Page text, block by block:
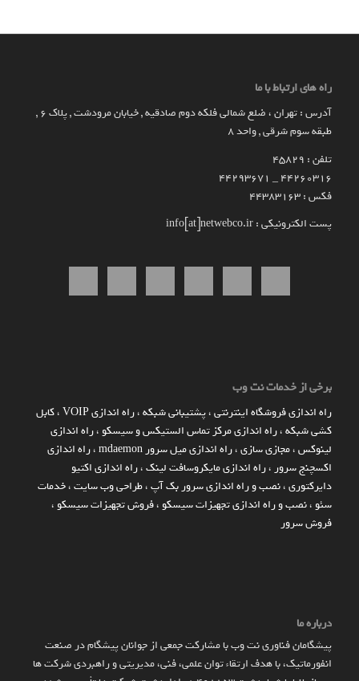
راه های ارتباط با ما
آدرس : تهران ، ضلع شمالی فلکه دوم صادقیه , خیابان مرودشت , پلاک ۶ ,
طبقه سوم شرقی , واحد ۸
تلفن : 45829
۴۴۲۶۰۳۱۶ _ 44293671
فکس : 44383163
پست الکترونیکی : info[at]netwebco.ir
برخی از خدمات نت وب
راه اندازي فروشگاه اينترنتي،پشتیبانی شبکه،راه اندازی VOIP ،کابل
کشی شبکه،راه اندازی مرکز تماس الستیکس و سیسکو،راه اندازی
لینوکس،مجازی سازی،راه اندازی میل سرور mdaemon ،راه اندازی
اکسچنج سرور،راه اندازی مایکروسافت لینک،راه اندازی اکتیو
دایرکتوری،نصب و راه اندازی سرور بک آپ،طراحی وب سایت،خدمات
سئو،نصب و راه اندازی تجهیزات سیسکو،فروش تجهیزات سیسکو،
فروش سرور
درباره ما
پیشگامان فناوری نت وب با مشارکت جمعی از جوانان پیشگام در صنعت
انفورماتیک، با هدف ارتقاء توان علمی، فنی، مدیریتی و راهبردی شرکت ها